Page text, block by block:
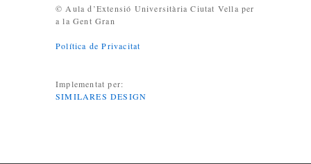
© Aula d’Extensió Universitària Ciutat Vella per
a la Gent Gran
Política de Privacitat
Implementat per:
SIMILARES DESIGN